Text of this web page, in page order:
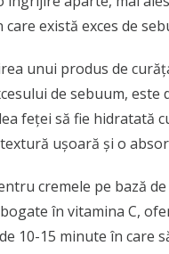
există exces de
unui produs de
de sebuum, este
feței să fie hidratată
ușoară și o
cremele pe bază
în vitamina C,
10-15 minute în care